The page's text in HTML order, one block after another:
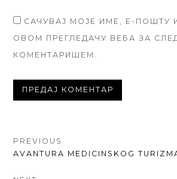
САЧУВАЈ МОЈЕ ИМЕ, Е-ПОШТУ
ОВОМ ПРЕГЛЕДАЧУ ВЕБА ЗА
КОМЕНТАРИШЕМ.
КРЕТАЊЕ
ЧЛАНКА
PREVIOUS
PREVIOUS
AVANTURA MEDICINSKOG